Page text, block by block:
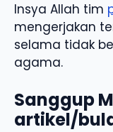
Insya Allah tim
mengerjakan
selama tidak
agama.
Sanggup
artikel/